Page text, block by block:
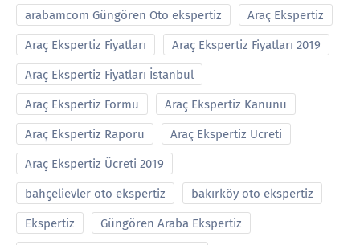
arabamcom Güngören Oto ekspertiz Araç Ekspertiz
Araç Ekspertiz Fiyatları Araç Ekspertiz Fiyatları 2019
Araç Ekspertiz Fiyatları İstanbul
Araç Ekspertiz Formu Araç Ekspertiz Kanunu
Araç Ekspertiz Raporu Araç Ekspertiz Ucreti
Araç Ekspertiz Ücreti 2019
bahçelievler oto ekspertiz bakırköy oto ekspertiz
Ekspertiz Güngören Araba Ekspertiz